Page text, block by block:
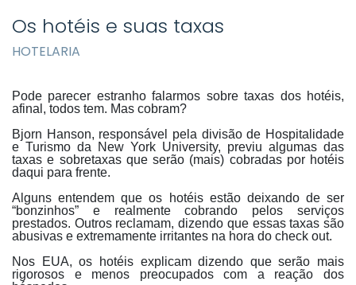
Os hotéis e suas taxas
HOTELARIA
Pode parecer estranho falarmos sobre taxas dos hotéis,
afinal, todos tem. Mas cobram?
Bjorn Hanson, responsável pela divisão de Hospitalidade
e Turismo da New York University, previu algumas das
taxas e sobretaxas que serão (mais) cobradas por hotéis
daqui para frente.
Alguns entendem que os hotéis estão deixando de ser
“bonzinhos” e realmente cobrando pelos serviços
prestados. Outros reclamam, dizendo que essas taxas são
abusivas e extremamente irritantes na hora do check out.
Nos EUA, os hotéis explicam dizendo que serão mais
rigorosos e menos preocupados com a reação dos